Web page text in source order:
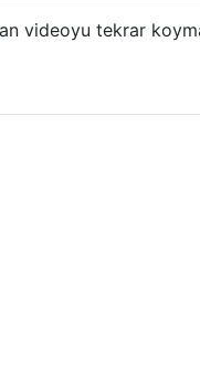
videoyu tekrar